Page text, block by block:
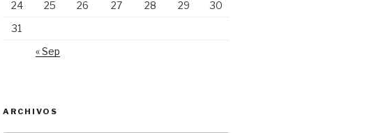
24
25 26 27 28 29
30
31
« Sep
ARCHIVOS